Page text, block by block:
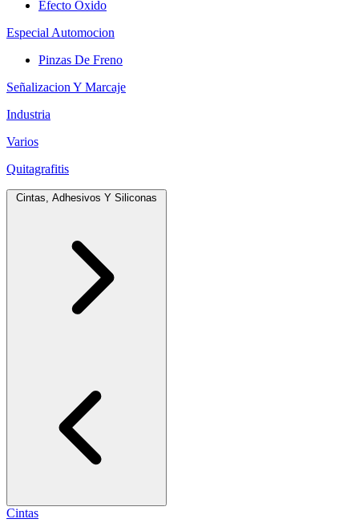
Efecto Oxido
Especial Automocion
Pinzas De Freno
Señalizacion Y Marcaje
Industria
Varios
Quitagrafitis
Cintas, Adhesivos Y Siliconas
Cintas